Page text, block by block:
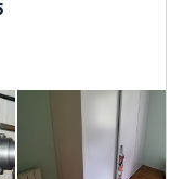
touche un peu à